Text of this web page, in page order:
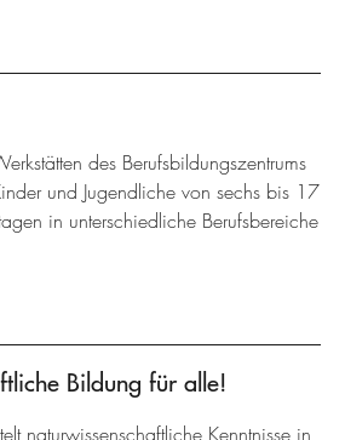
des Berufsbildungszentrums
und Jugendliche von sechs bis 17
in unterschiedliche Berufsbereiche
Bildung für alle!
naturwissenschaftliche Kenntnisse in